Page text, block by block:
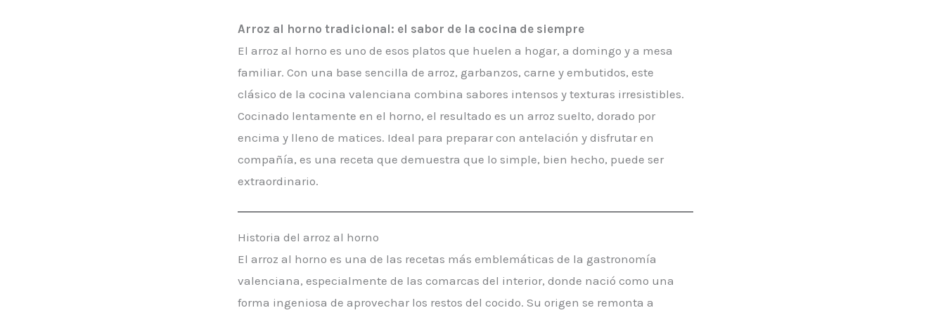
Arroz al horno tradicional: el sabor de la cocina de siempre
El arroz al horno es uno de esos platos que huelen a hogar, a domingo y a mesa
familiar. Con una base sencilla de arroz, garbanzos, carne y embutidos, este
clásico de la cocina valenciana combina sabores intensos y texturas irresistibles.
Cocinado lentamente en el horno, el resultado es un arroz suelto, dorado por
encima y lleno de matices. Ideal para preparar con antelación y disfrutar en
compañía, es una receta que demuestra que lo simple, bien hecho, puede ser
extraordinario.
Historia del arroz al horno
El arroz al horno es una de las recetas más emblemáticas de la gastronomía
valenciana, especialmente de las comarcas del interior, donde nació como una
forma ingeniosa de aprovechar los restos del cocido. Su origen se remonta a